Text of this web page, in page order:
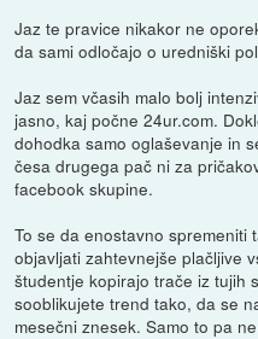
Jaz te pravice nikakor ne
da sami odločajo o uredniški
Jaz sem včasih malo bolj
jasno, kaj počne 24ur.com.
dohodka samo oglaševanje in
česa drugega pač ni za
facebook skupine.
To se da enostavno spremeniti
objavljati zahtevnejše plačljive
študentje kopirajo trače iz tujih
sooblikujete trend tako, da se
mesečni znesek. Samo to pa